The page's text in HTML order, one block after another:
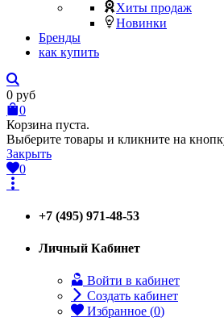
Хиты продаж
Новинки
Бренды
как купить
0 руб
0
Корзина пуста.
Выберите товары и кликните на
Закрыть
0
+7 (495) 971-48-53
Личный Кабинет
Войти в кабинет
Создать кабинет
Избранное (0)